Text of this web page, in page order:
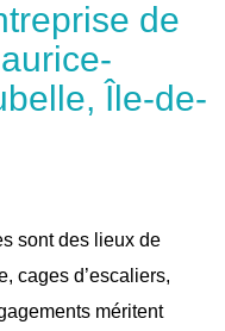
de
Île-de-
sont des lieux de
cages d’escaliers,
méritent